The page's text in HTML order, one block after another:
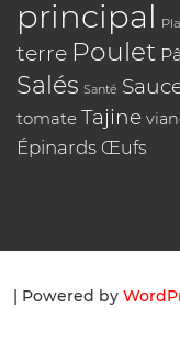
principal
terre Poulet
Salés Santé
tomate Tajine
Épinards Œufs
| Powered by